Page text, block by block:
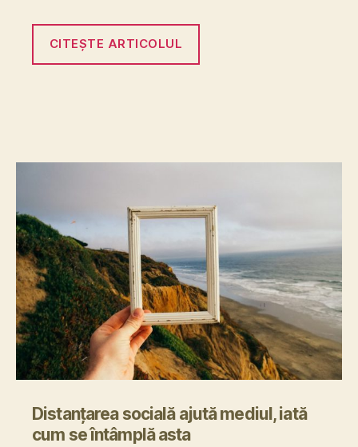
CITEȘTE ARTICOLUL
Distanțarea socială ajută mediul, iată
cum se întâmplă asta